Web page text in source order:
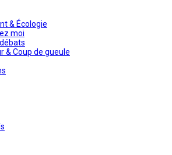
& Écologie
moi
& Coup de gueule